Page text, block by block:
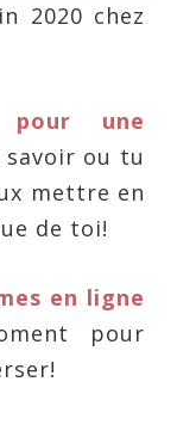
2020 chez
une
ou tu
mettre en
de toi!
en ligne
pour